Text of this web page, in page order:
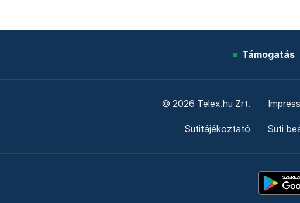
Támogatás
© 2026 Telex.hu Zrt.
Sütitájékoztató Süti